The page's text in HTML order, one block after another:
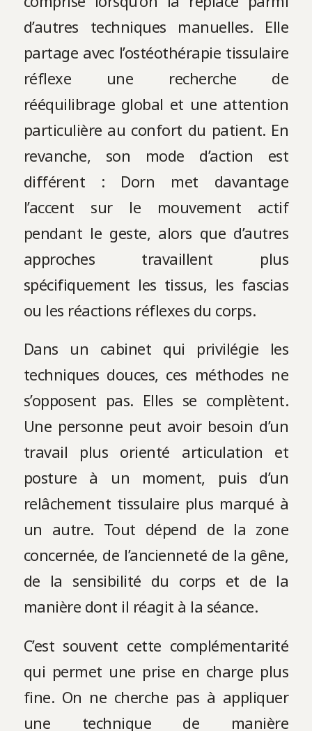
d’autres techniques manuelles. Elle
partage avec l’ostéothérapie tissulaire
réflexe une recherche de
rééquilibrage global et une attention
particulière au confort du patient. En
revanche, son mode d’action est
différent : Dorn met davantage
l’accent sur le mouvement actif
pendant le geste, alors que d’autres
approches travaillent plus
spécifiquement les tissus, les fascias
ou les réactions réflexes du corps.
Dans un cabinet qui privilégie les
techniques douces, ces méthodes ne
s’opposent pas. Elles se complètent.
Une personne peut avoir besoin d’un
travail plus orienté articulation et
posture à un moment, puis d’un
relâchement tissulaire plus marqué à
un autre. Tout dépend de la zone
concernée, de l’ancienneté de la gêne,
de la sensibilité du corps et de la
manière dont il réagit à la séance.
C’est souvent cette complémentarité
qui permet une prise en charge plus
fine. On ne cherche pas à appliquer
une technique de manière